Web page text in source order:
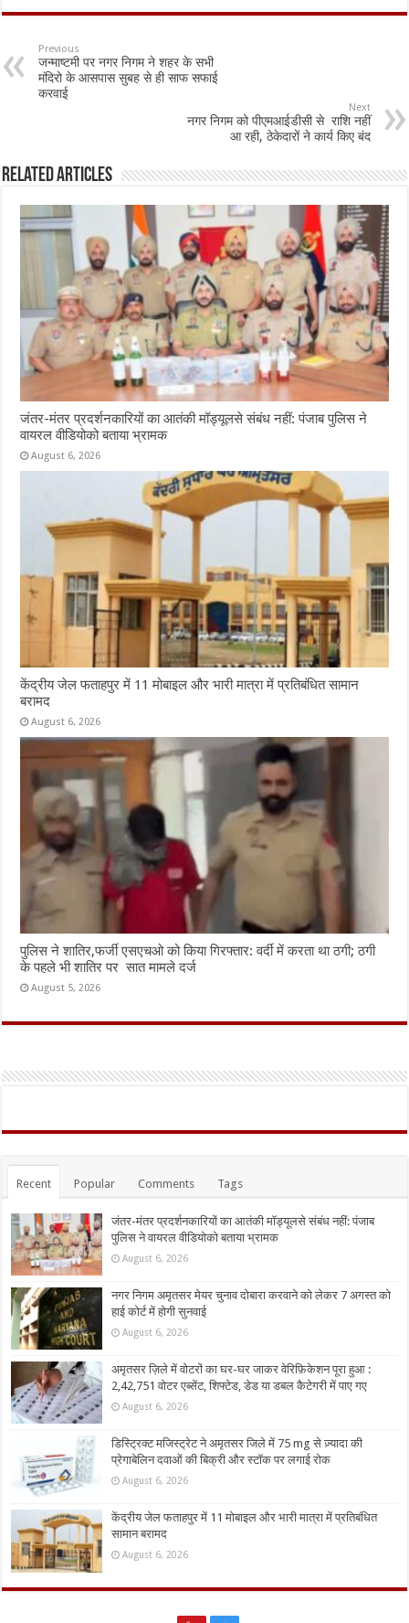
e
b
o
o
at
p
ai ar
e
Previous
जन्माष्टमी पर नगर निगम ने शहर के सभी
मंदिरो के आसपास सुबह से ही साफ सफाई
करवाई
Next
नगर निगम को पीएमआईडीसी से राशि नहीं
आ रही, ठेकेदारों ने कार्य किए बंद
Related Articles
जंतर-मंतर प्रदर्शनकारियों का आतंकी मॉड्यूलसे संबंध नहीं: पंजाब पुलिस ने
वायरल वीडियोको बताया भ्रामक
August 6, 2026
केंद्रीय जेल फताहपुर में 11 मोबाइल और भारी मात्रा में प्रतिबंधित सामान
बरामद
August 6, 2026
पुलिस ने शातिर,फर्जी एसएचओ को किया गिरफ्तार: वर्दी में करता था ठगी; ठगी
के पहले भी शातिर पर सात मामले दर्ज
August 5, 2026
Recent Popular Comments Tags
जंतर-मंतर प्रदर्शनकारियों का आतंकी मॉड्यूलसे संबंध नहीं: पंजाब
पुलिस ने वायरल वीडियोको बताया भ्रामक
August 6, 2026
नगर निगम अमृतसर मेयर चुनाव दोबारा करवाने को लेकर 7 अगस्त को
हाई कोर्ट में होगी सुनवाई
August 6, 2026
अमृतसर ज़िले में वोटरों का घर-घर जाकर वेरिफ़िकेशन पूरा हुआ :
2,42,751 वोटर एब्सेंट, शिफ्टेड, डेड या डबल कैटेगरी में पाए गए
August 6, 2026
डिस्ट्रिक्ट मजिस्ट्रेट ने अमृतसर जिले में 75 mg से ज़्यादा की
प्रेगाबेलिन दवाओं की बिक्री और स्टॉक पर लगाई रोक
August 6, 2026
केंद्रीय जेल फताहपुर में 11 मोबाइल और भारी मात्रा में प्रतिबंधित
सामान बरामद
August 6, 2026